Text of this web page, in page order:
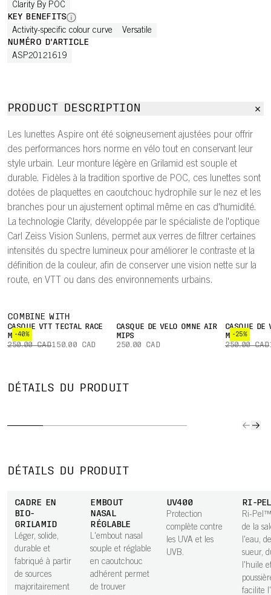
Clarity By POC
KEY BENEFITS
Activity-specific colour curve Versatile
NUMÉRO D'ARTICLE
ASP20121619
PRODUCT DESCRIPTION
Les lunettes Aspire ont été soigneusement ajustées pour offrir
des performances hors norme en vélo tout en conservant leur
style urbain. Leur monture légère en Grilamid est souple et
durable. Fidèles à la tradition sportive de POC, ces lunettes sont
dotées de plaquettes en caoutchouc hydrophile sur le nez et les
branches pour un ajustement optimal même en cas d'humidité.
La technologie Clarity, développée par le spécialiste de l'optique
Carl Zeiss Vision Sunlens, permet aux verres de filtrer certaines
intensités du spectre lumineux pour améliorer le contraste et la
définition de la couleur, afin de conserver une vision nette sur la
route, en VTT ou dans des environnements urbains.
COMBINE WITH
-40%
CASQUE VTT TECTAL RACE
MIPS
250.00 CAD150.00 CAD
CASQUE DE VÉLO OMNE AIR
MIPS
250.00 CAD
-25%
CASQUE DE
MIPS
250.00 CAD
DÉTAILS DU PRODUIT
BRANCHES
AJUSTABLES
adhérent
un ajustement
confortable.
CHARNIÈRES
SNAP
détacher du
limiter les
dommages. Elles
se
réenclenchent
facilement en
place.
verre Clarity de
votre vision au
DÉTAILS DU PRODUIT
CADRE EN
BIO-
GRILAMID
Léger, solide,
durable et
fabriqué à partir
de sources
majoritairement
EMBOUT
NASAL
RÉGLABLE
L'embout nasal
souple et réglable
en caoutchouc
adhérent permet
de trouver
UV400
Protection
complète contre
les UVA et les
UVB.
RI-
Ri-
de la
l'eau,
sueur,
l'huile
facilite